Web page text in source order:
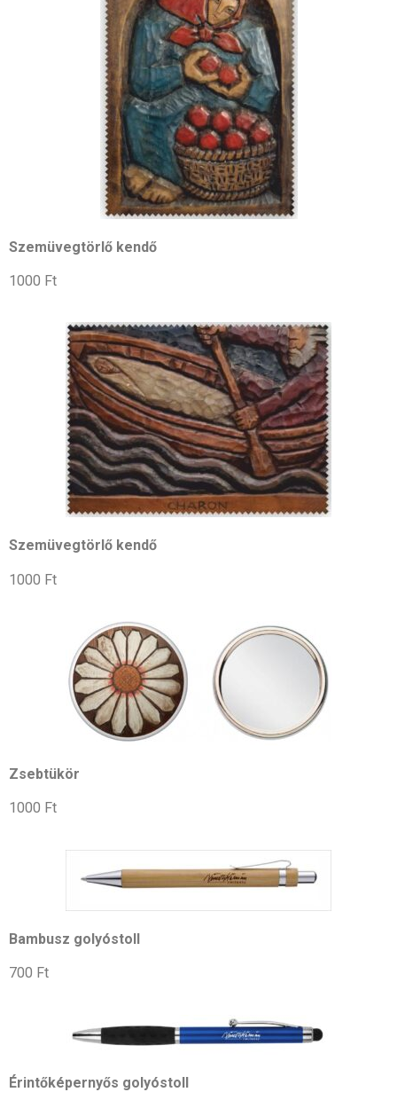
Szemüvegtörlő kendő
1000 Ft
Szemüvegtörlő kendő
1000 Ft
Zsebtükör
1000 Ft
Bambusz golyóstoll
700 Ft
Érintőképernyős golyóstoll